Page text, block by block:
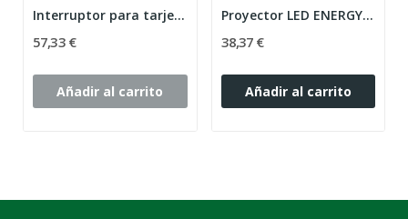
Interruptor para tarjeta temporizado indicador led
57,33 €
Añadir al carrito
Proyector LED ENERGY TECH 40W 830 90º IP65 GRIS...
38,37 €
Añadir al carrito